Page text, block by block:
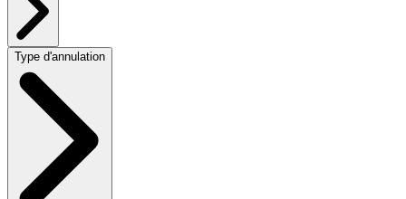
Type d'annulation